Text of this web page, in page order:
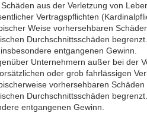
aus der Verletzung von
Vertragspflichten
Weise vorhersehbaren
Durchschnittsschäden
entgangenen Gewinn.
Unternehmern außer bei der
oder grob fahrlässigen
vorhersehbaren
Durchschnittsschäden
entgangenen Gewinn.